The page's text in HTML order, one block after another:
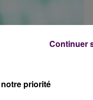
priorité
Continuer